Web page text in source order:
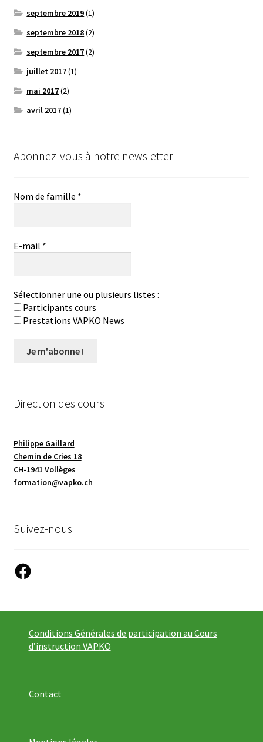
septembre 2019(1)
septembre 2018(2)
septembre 2017(2)
juillet 2017(1)
mai 2017(2)
avril 2017(1)
Abonnez-vous à notre newsletter
Nom de famille *
E-mail *
Sélectionner une ou plusieurs listes :
Participants cours
Prestations VAPKO News
Direction des cours
Philippe Gaillard
Chemin de Cries 18
CH-1941 Vollèges
formation@vapko.ch
Suivez-nous
Facebook
Conditions Générales de participation au Cours
d’instruction VAPKO
Contact